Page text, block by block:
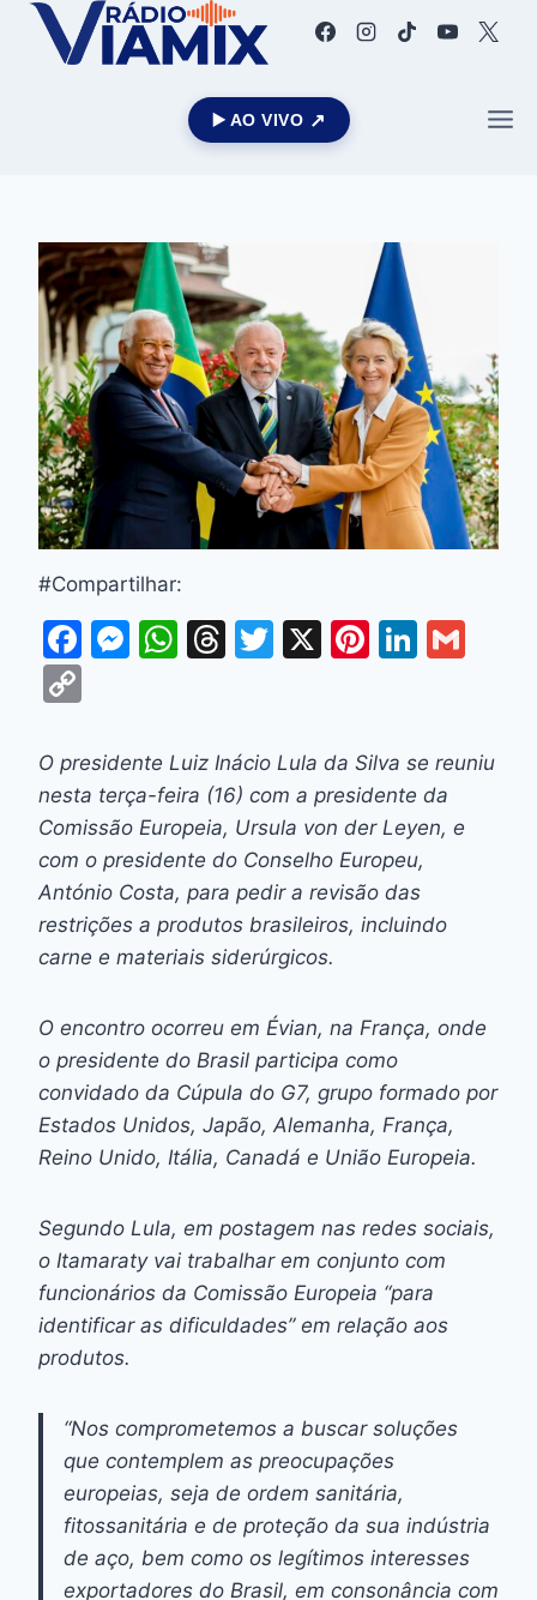
▶️ AO VIVO
#Compartilhar:
F
e
b
o
o
k
M
s
e
n
g
er
W
s
A
p
p
T
a
d
s
T
er
X
Pi
e
st
Li
e
dI
n
l
p
y
Li
n
k
O presidente Luiz Inácio Lula da Silva se reuniu
nesta terça-feira (16) com a presidente da
Comissão Europeia, Ursula von der Leyen, e
com o presidente do Conselho Europeu,
António Costa, para pedir a revisão das
restrições a produtos brasileiros, incluindo
carne e materiais siderúrgicos.
O encontro ocorreu em Évian, na França, onde
o presidente do Brasil participa como
convidado da Cúpula do G7, grupo formado por
Estados Unidos, Japão, Alemanha, França,
Reino Unido, Itália, Canadá e União Europeia.
Segundo Lula, em postagem nas redes sociais,
o Itamaraty vai trabalhar em conjunto com
funcionários da Comissão Europeia “para
identificar as dificuldades” em relação aos
produtos.
“Nos comprometemos a buscar soluções
que contemplem as preocupações
europeias, seja de ordem sanitária,
fitossanitária e de proteção da sua indústria
de aço, bem como os legítimos interesses
exportadores do Brasil, em consonância com